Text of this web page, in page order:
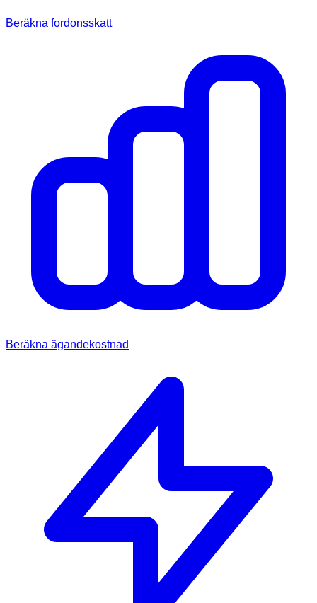
Beräkna fordonsskatt
Beräkna ägandekostnad